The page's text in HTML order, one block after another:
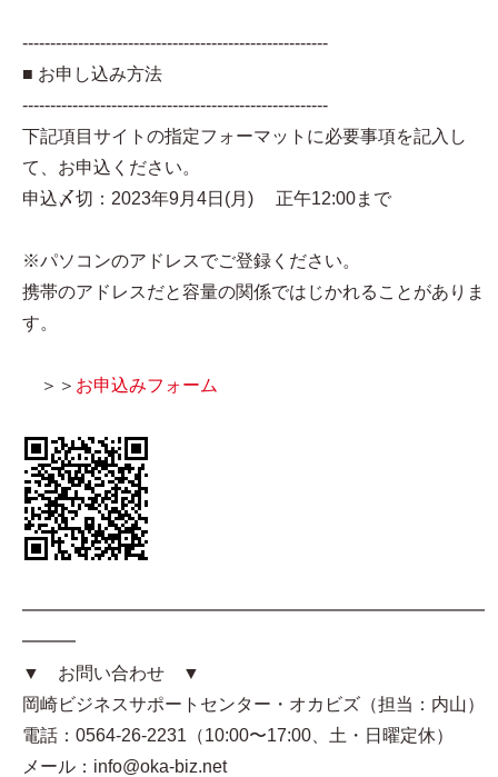
-------------------------------------------------------
■ お申し込み方法
-------------------------------------------------------
下記項目サイトの指定フォーマットに必要事項を記入し
て、お申込ください。
申込〆切：2023年9月4日(月) 正午12:00まで
※パソコンのアドレスでご登録ください。
携帯のアドレスだと容量の関係ではじかれることがありま
す。
＞＞ お申込みフォーム
━━━━━━━━━━━━━━━━━━━━━━━━━━
━━━
▼ お問い合わせ ▼
岡崎ビジネスサポートセンター・オカビズ（担当：内山）
電話：0564-26-2231（10:00〜17:00、土・日曜定休）
メール：info@oka-biz.net